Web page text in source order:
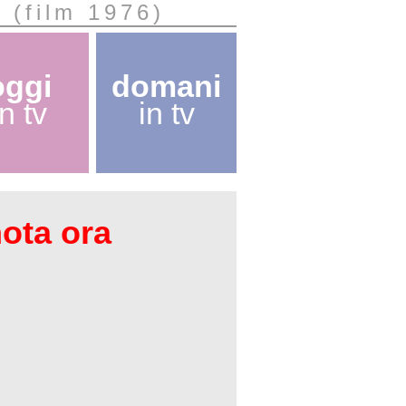
(film 1976)
tv
domani
in tv
ora